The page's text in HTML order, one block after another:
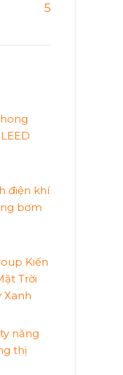
5
điện khí
bơm
Kiến
Trời
Xanh
năng
thị